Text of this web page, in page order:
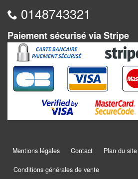
multijeux
Cartes
traditionnelles
Jeu
de
Dames
0148743321
Paiement sécurisé via Stripe
Mentions légales Contact Plan du site
Conditions générales de vente